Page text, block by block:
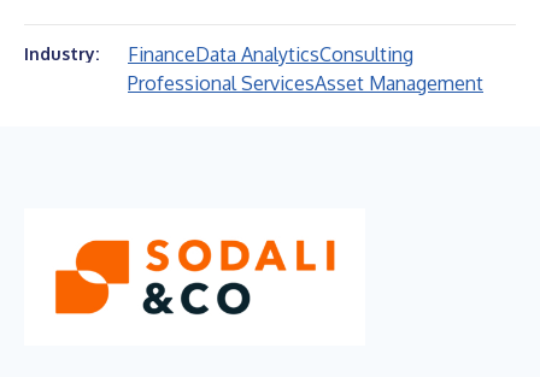
Industry: FinanceData AnalyticsConsulting
Professional ServicesAsset Management